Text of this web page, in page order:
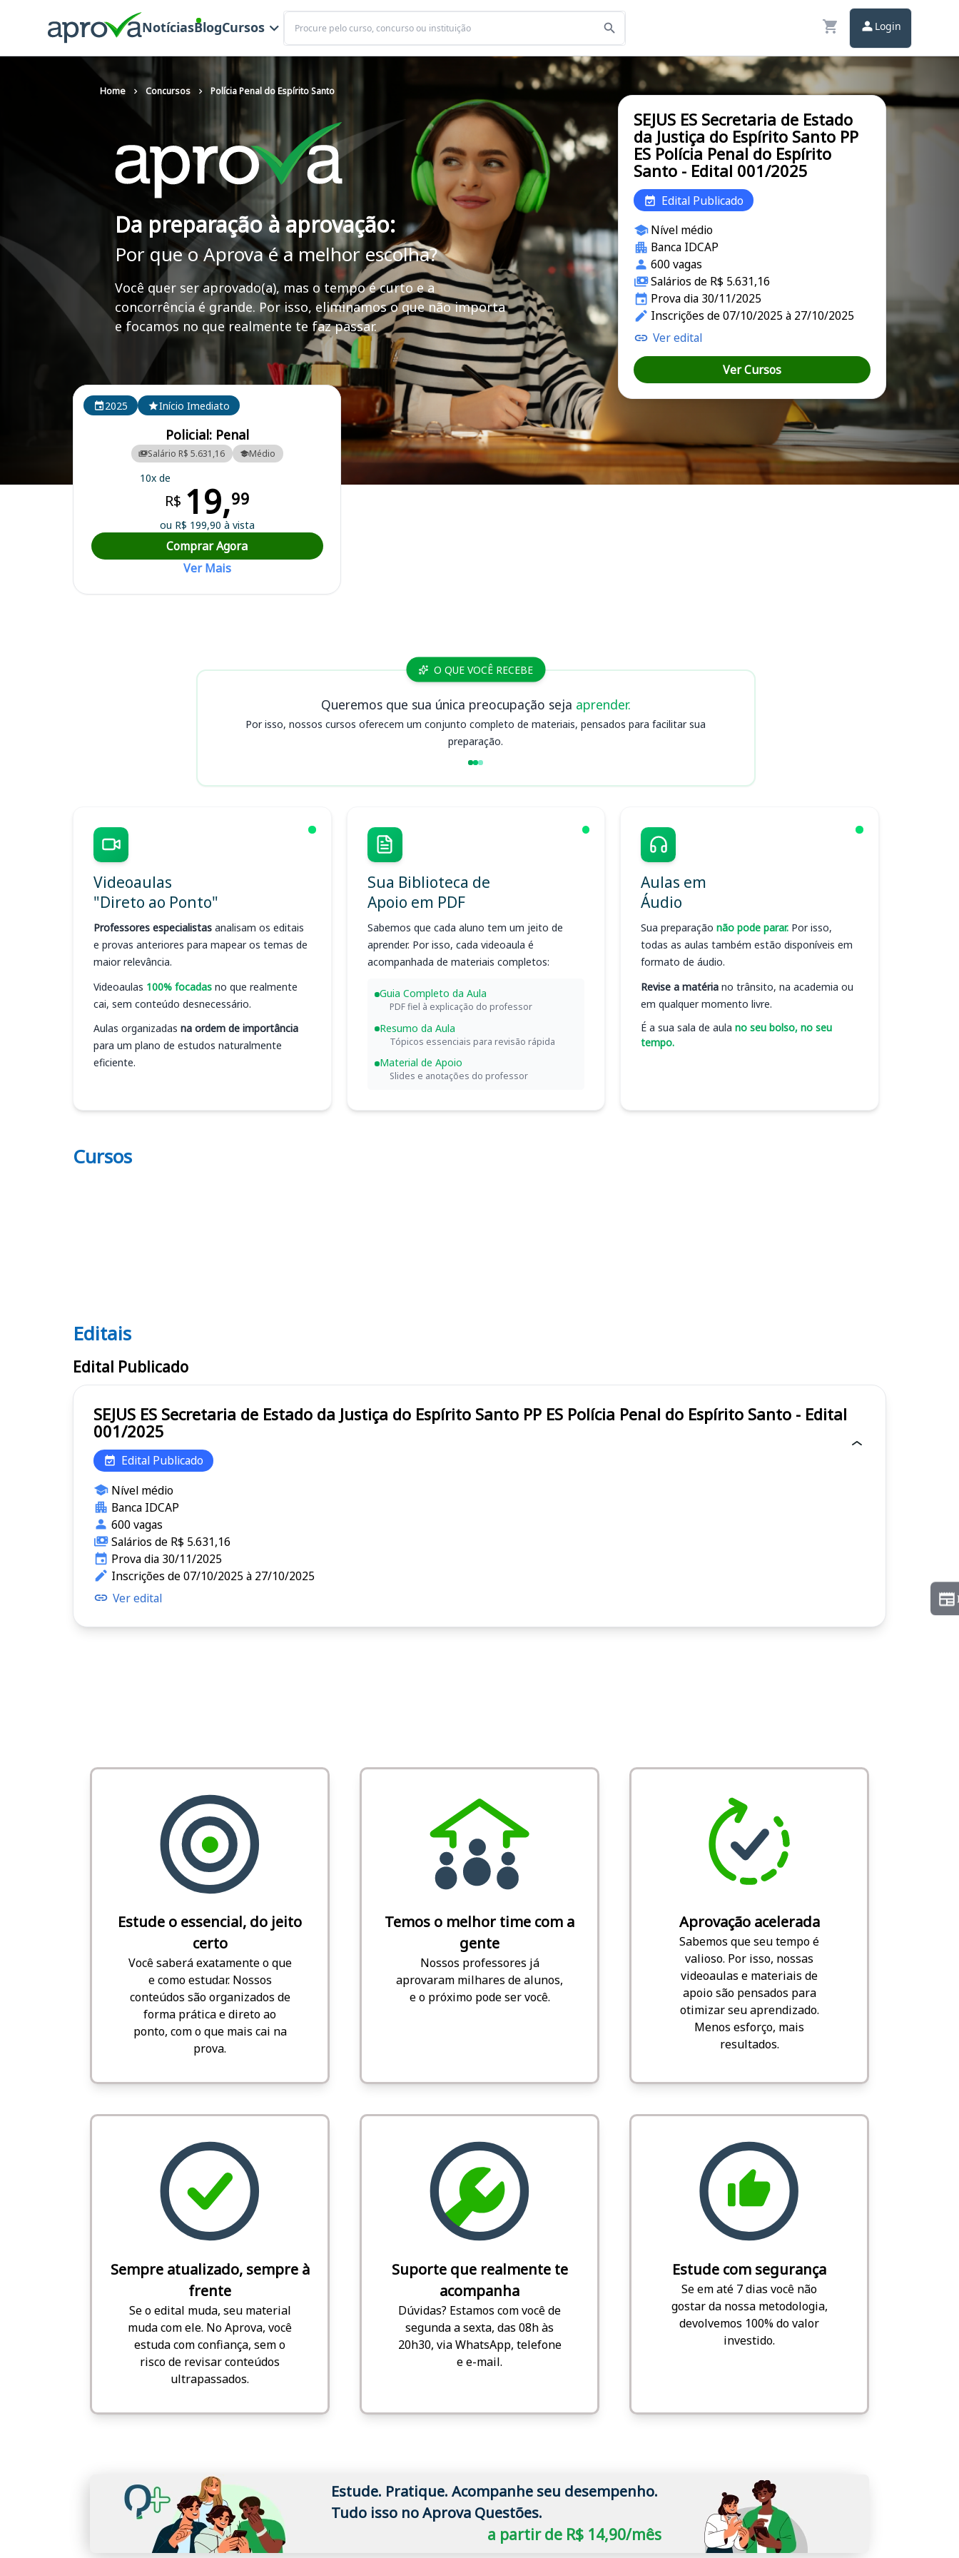
NotíciasBlogCursos
Buscar
Login
Home Concursos Polícia Penal do Espírito Santo
Da preparação à aprovação:
Por que o Aprova é a melhor escolha?
Você quer ser aprovado(a), mas o tempo é curto e a
concorrência é grande. Por isso, eliminamos o que não importa
e focamos no que realmente te faz passar.
Curso Preparatório para o Concurso Polícia Penal ES - Polícia Penal do Espírito Santo
Cursos em destaque para passar no concurso Polícia Penal ES
2025
Início Imediato
Policial: Penal
Salário R$ 5.631,16 Médio
10x de
R$ 19,99
ou R$ 199,90 à vista
Comprar Agora
Ver Mais
SEJUS ES Secretaria de Estado
da Justiça do Espírito Santo PP
ES Polícia Penal do Espírito
Santo - Edital 001/2025
Edital Publicado
Nível médio
Banca IDCAP
600 vagas
Salários de R$ 5.631,16
Prova dia 30/11/2025
Inscrições de 07/10/2025 à 27/10/2025
Ver edital
Ver Cursos
Cursos Polícia Penal ES O QUE VOCÊ RECEBE
Queremos que sua única preocupação seja aprender.
Por isso, nossos cursos oferecem um conjunto completo de materiais, pensados para facilitar sua
preparação.
Videoaulas
"Direto ao Ponto"
Professores especialistas analisam os editais
e provas anteriores para mapear os temas de
maior relevância.
Videoaulas 100% focadas no que realmente
cai, sem conteúdo desnecessário.
Aulas organizadas na ordem de importância
para um plano de estudos naturalmente
eficiente.
Sua Biblioteca de
Apoio em PDF
Sabemos que cada aluno tem um jeito de
aprender. Por isso, cada videoaula é
acompanhada de materiais completos:
Guia Completo da Aula
PDF fiel à explicação do professor
Resumo da Aula
Tópicos essenciais para revisão rápida
Material de Apoio
Slides e anotações do professor
Aulas em
Áudio
Sua preparação não pode parar. Por isso,
todas as aulas também estão disponíveis em
formato de áudio.
Revise a matéria no trânsito, na academia ou
em qualquer momento livre.
É a sua sala de aula no seu bolso, no seu
tempo.
Cursos
Editais Polícia Penal ES
Editais
Edital Publicado
SEJUS ES Secretaria de Estado da Justiça do Espírito Santo PP ES Polícia Penal do Espírito Santo - Edital
001/2025
Edital Publicado
Nível médio
Banca IDCAP
600 vagas
Salários de R$ 5.631,16
Prova dia 30/11/2025
Inscrições de 07/10/2025 à 27/10/2025
Ver edital
Estude o essencial, do jeito
certo
Você saberá exatamente o que
e como estudar. Nossos
conteúdos são organizados de
forma prática e direto ao
ponto, com o que mais cai na
prova.
Temos o melhor time com a
gente
Nossos professores já
aprovaram milhares de alunos,
e o próximo pode ser você.
Aprovação acelerada
Sabemos que seu tempo é
valioso. Por isso, nossas
videoaulas e materiais de
apoio são pensados para
otimizar seu aprendizado.
Menos esforço, mais
resultados.
Sempre atualizado, sempre à
frente
Se o edital muda, seu material
muda com ele. No Aprova, você
estuda com confiança, sem o
risco de revisar conteúdos
ultrapassados.
Suporte que realmente te
acompanha
Dúvidas? Estamos com você de
segunda a sexta, das 08h às
20h30, via WhatsApp, telefone
e e-mail.
Estude com segurança
Se em até 7 dias você não
gostar da nossa metodologia,
devolvemos 100% do valor
investido.
Estude. Pratique. Acompanhe seu desempenho.
Tudo isso no Aprova Questões.
a partir de R$ 14,90/mês